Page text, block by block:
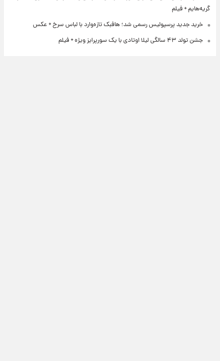
گریه‌هایم + فیلم
خرید جدید پرسپولیس رسمی شد؛ هافبک تازه‌وارد با لباس سرخ + عکس
جشن تولد ۴۳ سالگی لیلا اوتادی با یک سورپرایز ویژه + فیلم